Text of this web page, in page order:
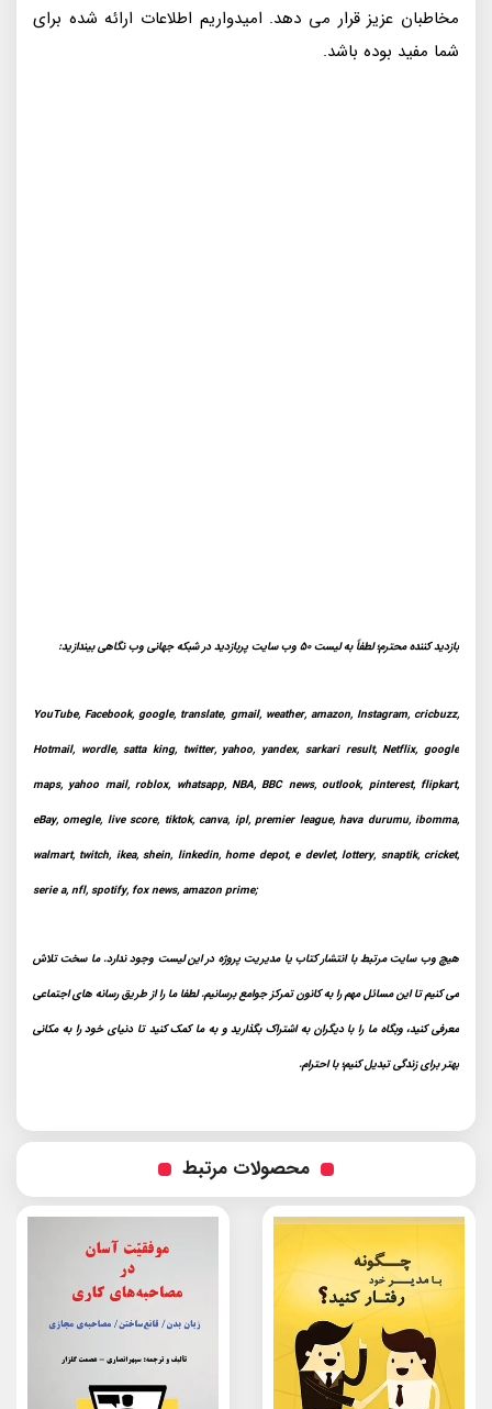
مخاطبان عزیز قرار می دهد. امیدواریم اطلاعات ارائه شده برای
شما مفید بوده باشد.
بازدید کننده محترم؛ لطفاً به لیست 50 وب سایت پربازدید در شبکه جهانی وب نگاهی بیندازید:
YouTube, Facebook, google, translate, gmail, weather, amazon, Instagram, cricbuzz,
Hotmail, wordle, satta king, twitter, yahoo, yandex, sarkari result, Netflix, google
maps, yahoo mail, roblox, whatsapp, NBA, BBC news, outlook, pinterest, flipkart,
eBay, omegle, live score, tiktok, canva, ipl, premier league, hava durumu, ibomma,
walmart, twitch, ikea, shein, linkedin, home depot, e devlet, lottery, snaptik, cricket,
serie a, nfl, spotify, fox news, amazon prime;
هیچ وب سایت مرتبط با انتشار کتاب یا مدیریت پروژه در این لیست وجود ندارد. ما سخت تلاش
می کنیم تا این مسائل مهم را به کانون تمرکز جوامع برسانیم. لطفا ما را از طریق رسانه های اجتماعی
معرفی کنید، وبگاه ما را با دیگران به اشتراک بگذارید و به ما کمک کنید تا دنیای خود را به مکانی
بهتر برای زندگی تبدیل کنیم؛ با احترام.
محصولات مرتبط